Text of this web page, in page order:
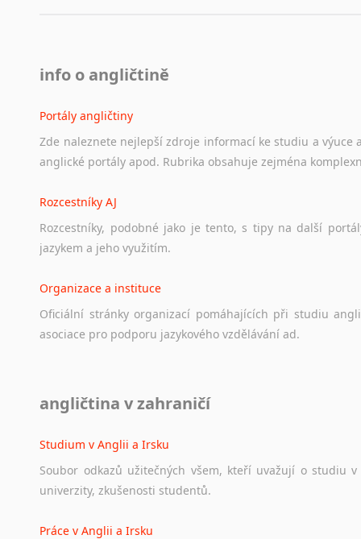
info o angličtině
Portály angličtiny
Zde naleznete nejlepší zdroje informací ke studiu a výuce
anglické portály apod. Rubrika obsahuje zejména
Rozcestníky AJ
Rozcestníky, podobné jako je tento, s tipy na další
jazykem a jeho využitím.
Organizace a instituce
Oficiální stránky organizací pomáhajících při studiu
asociace pro podporu jazykového vzdělávání ad.
Ať už se jedná o česká diskusní
angličtina v zahraničí
Studium v Anglii a Irsku
Soubor odkazů užitečných všem, kteří uvažují o studiu v
univerzity, zkušenosti studentů.
Práce v Anglii a Irsku